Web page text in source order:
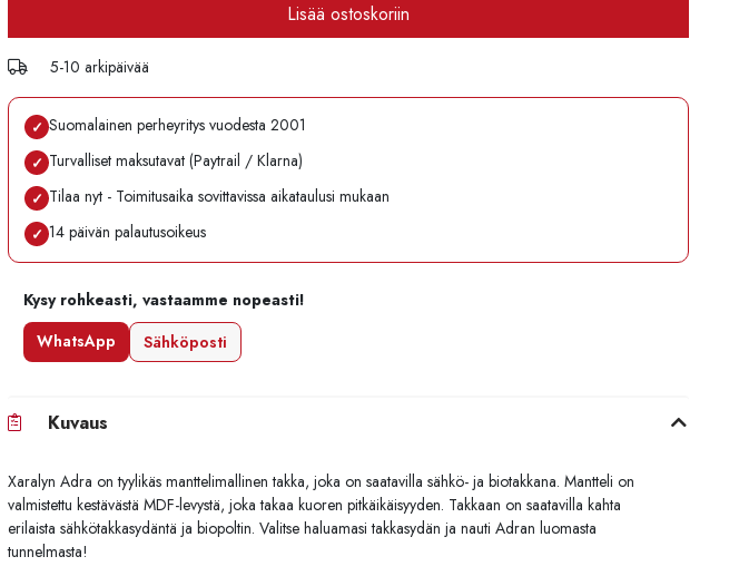
Lisää ostoskoriin
5-10 arkipäivää
✓ Suomalainen perheyritys vuodesta 2001
✓ Turvalliset maksutavat (Paytrail / Klarna)
✓ Tilaa nyt - Toimitusaika sovittavissa aikataulusi mukaan
✓ 14 päivän palautusoikeus
Kysy rohkeasti, vastaamme nopeasti!
WhatsApp
Sähköposti
Kuvaus
Xaralyn Adra on tyylikäs manttelimallinen takka, joka on saatavilla sähkö- ja biotakkana. Mantteli on
valmistettu kestävästä MDF-levystä, joka takaa kuoren pitkäikäisyyden. Takkaan on saatavilla kahta
erilaista sähkötakkasydäntä ja biopoltin. Valitse haluamasi takkasydän ja nauti Adran luomasta
tunnelmasta!